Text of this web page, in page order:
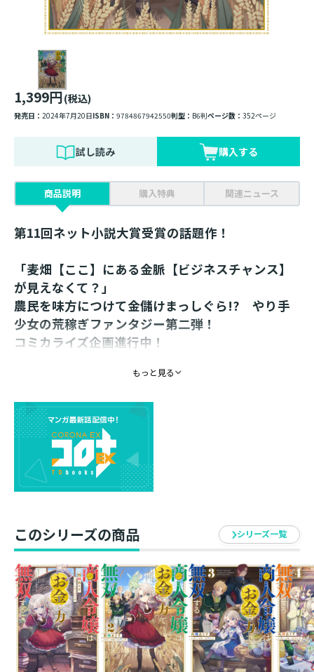
1,399円(税込)
発売日： 2024年7月20日ISBN： 9784867942550判型： B6判ページ数： 352ページ
試し読み 購入する
商品説明 購入特典 関連ニュース
第11回ネット小説大賞受賞の話題作！
「麦畑【ここ】にある金脈【ビジネスチャンス】
が見えなくて？」
農民を味方につけて金儲けまっしぐら!? やり手
少女の荒稼ぎファンタジー第二弾！
コミカライズ企画進行中！
書き下ろし番外編巻末収録！
領主代官のサポートとして新しい事業を目論むサラにと
ある報せが届く。なんと、領地【グランチェスター】の
畑に人体に有害な麦角菌が広がっているらしい。このま
まじゃ、稼ぐどころか民の健康も危うい。急いで現場に
向かうと、この土地の麦栽培は終わりだと農民たちが絶
望していた。
ちに売れる作物を調べさせる。さらに植物妖精のポチに
出してもらったジャガイモや亜麻などの栽培を農家の大
人たちに提案し――？
「麦畑【ここ】にある金脈【ビジネスチャンス】が見え
なくて？」
農民を味方につけて金儲けまっしぐら!? やり手少女の
荒稼ぎファンタジー第二弾！
もっと見る
このシリーズの商品 シリーズ一覧